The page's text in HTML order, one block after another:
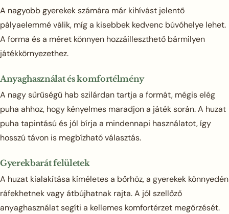
A nagyobb gyerekek számára már kihívást jelentő
pályaelemmé válik, míg a kisebbek kedvenc búvóhelye lehet.
A forma és a méret könnyen hozzáilleszthető bármilyen
játékkörnyezethez.
Anyaghasználat és komfortélmény
A nagy sűrűségű hab szilárdan tartja a formát, mégis elég
puha ahhoz, hogy kényelmes maradjon a játék során. A huzat
puha tapintású és jól bírja a mindennapi használatot, így
hosszú távon is megbízható választás.
Gyerekbarát felületek
A huzat kialakítása kíméletes a bőrhöz, a gyerekek könnyedén
ráfekhetnek vagy átbújhatnak rajta. A jól szellőző
anyaghasználat segíti a kellemes komfortérzet megőrzését.